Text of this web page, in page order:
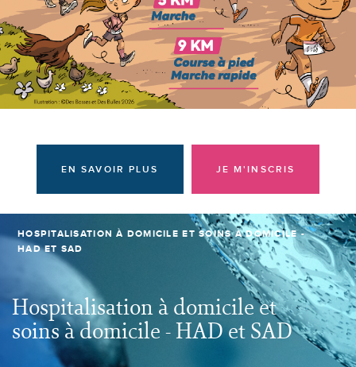
Actualités
Prendre rendez-vous
EN SAVOIR PLUS JE M'INSCRIS
HOSPITALISATION À DOMICILE ET SOINS À DOMICILE -
HAD ET SAD
Hospitalisation à domicile et
soins à domicile - HAD et SAD